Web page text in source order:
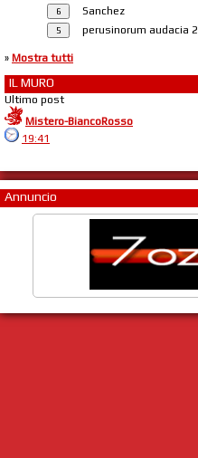
Sanchez
perusinorum audacia 2
» Mostra tutti
IL MURO
Ultimo post
Mistero-BiancoRosso
19:41
Annuncio